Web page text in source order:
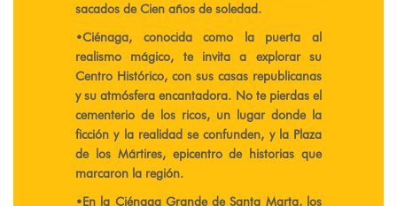
sacados de Cien años de soledad.
​•​Ciénaga, conocida como la puerta al
realismo mágico, te invita a explorar su
Centro Histórico, con sus casas republicanas
y su atmósfera encantadora. No te pierdas el
cementerio de los ricos, un lugar donde la
ficción y la realidad se confunden, y la Plaza
de los Mártires, epicentro de historias que
marcaron la región.
​•​En la Ciénaga Grande de Santa Marta, los